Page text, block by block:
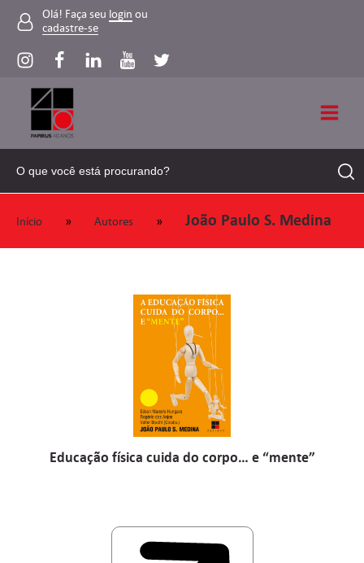
Olá! Faça seu login ou
cadastre-se
Início » Autores » João Paulo S. Medina
Educação física cuida do corpo… e “mente”